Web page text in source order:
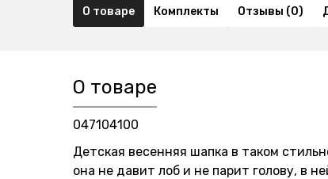
О товаре Комплекты Отзывы (0)
О товаре
047104100
Детская весенняя шапка в таком
она не давит лоб и не парит голову, в